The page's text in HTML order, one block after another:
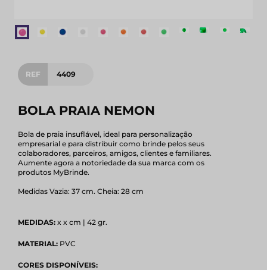
REF 4409
BOLA PRAIA NEMON
Bola de praia insuflável, ideal para personalização
empresarial e para distribuir como brinde pelos seus
colaboradores, parceiros, amigos, clientes e familiares.
Aumente agora a notoriedade da sua marca com os
produtos MyBrinde.
Medidas Vazia: 37 cm. Cheia: 28 cm
MEDIDAS: x x cm | 42 gr.
MATERIAL: PVC
CORES DISPONÍVEIS: